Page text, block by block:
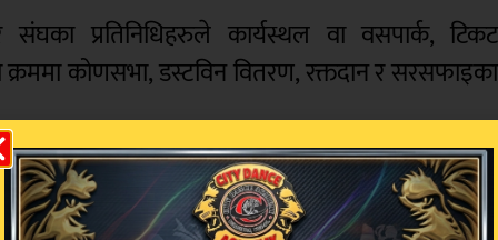
प्रतिनिधिहरुले कार्यस्थल वा वसपार्क, टिकट
कोणसभा, डस्टविन वितरण, रक्तदान र सरसफाइका
भण्डारीको नेतृत्वमा संसदको पूर्वाधार विकास
बुँदे ज्ञापन पत्र बुझाएको थियो ।